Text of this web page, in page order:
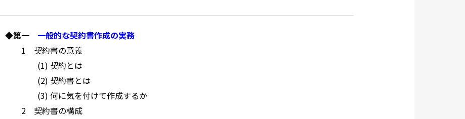
◆第一 一般的な契約書作成の実務
1 契約書の意義
(1) 契約とは
(2) 契約書とは
(3) 何に気を付けて作成するか
2 契約書の構成